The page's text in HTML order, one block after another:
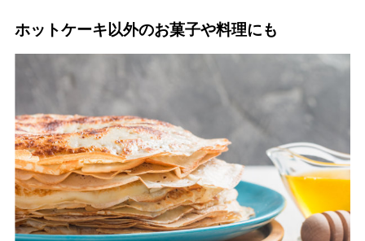
ホットケーキ以外のお菓子や料理にも